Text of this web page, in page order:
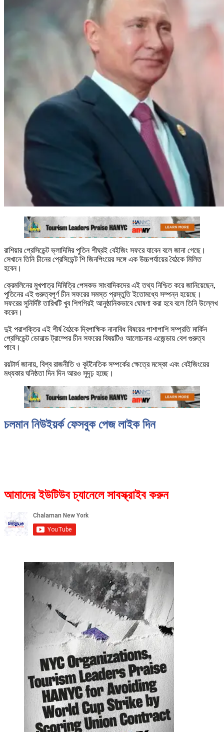
রাশিয়ার প্রেসিডেন্ট ভ্লাদিমির পুতিন শীঘ্রই বেইজিং সফরে যাবেন বলে জানা গেছে।
সেখানে তিনি চীনের প্রেসিডেন্ট শি জিনপিংয়ের সঙ্গে এক উচ্চপর্যায়ের বৈঠকে মিলিত
হবেন।
ক্রেমলিনের মুখপাত্র দিমিত্রি পেসকভ সাংবাদিকদের এই তথ্য নিশ্চিত করে জানিয়েছেন,
পুতিনের এই গুরুত্বপূর্ণ চীন সফরের সমস্ত প্রস্তুতি ইতোমধ্যে সম্পন্ন হয়েছে।
সফরের সুনির্দিষ্ট তারিখটি খুব শিগগিরই আনুষ্ঠানিকভাবে ঘোষণা করা হবে বলে তিনি উল্লেখ
করেন।
দুই পরাশক্তির এই শীর্ষ বৈঠকে দ্বিপাক্ষিক নানাবিধ বিষয়ের পাশাপাশি সম্প্রতি মার্কিন
প্রেসিডেন্ট ডোনাল্ড ট্রাম্পের চীন সফরের বিষয়টিও আলোচনার এজেন্ডায় বেশ গুরুত্ব
পাবে।
রয়টার্স জানায়, বিশ্ব রাজনীতি ও কূটনৈতিক সম্পর্কের ক্ষেত্রে মস্কো এবং বেইজিংয়ের
মধ্যকার ঘনিষ্ঠতা দিন দিন আরও সুদৃঢ় হচ্ছে।
চলমান নিউইয়র্ক ফেসবুক পেজ লাইক দিন
আমাদের ইউটিউব চ্যানেলে সাবস্ক্রাইব করুন